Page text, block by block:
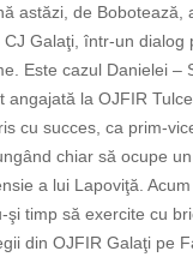
astăzi, de Bobotează,
Galaţi, într-un
Este cazul Danielei –
la OJFIR
cu succes, ca prim-
chiar să ocupe
a lui Lapoviţă.
timp să exercite cu
din OJFIR Galaţi pe